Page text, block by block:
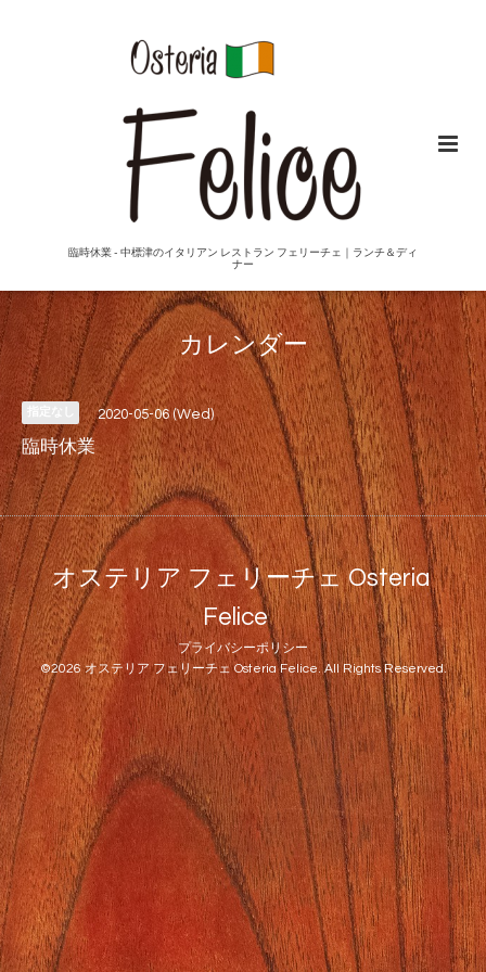
臨時休業 - 中標津のイタリアン レストラン フェリーチェ｜ランチ＆ディ
ナー
カレンダー
2020-05-06 (Wed)
臨時休業
オステリア フェリーチェ Osteria
Felice
プライバシーポリシー
©2026オステリア フェリーチェ Osteria Felice. All Rights Reserved.